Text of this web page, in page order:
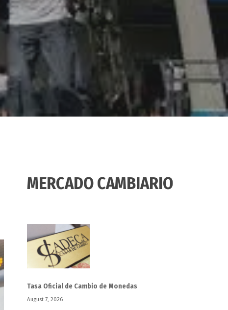
MERCADO CAMBIARIO
Tasa Oficial de Cambio de Monedas
August 7, 2026